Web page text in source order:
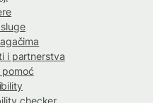
i partnerstva
pomoć
checker